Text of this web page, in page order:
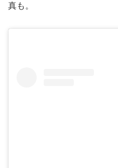
真も。